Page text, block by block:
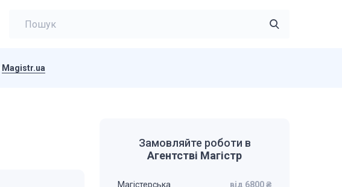
Magistr.ua
Замовляйте роботи в
Агентстві Магістр
Магістерська від 6800 ₴